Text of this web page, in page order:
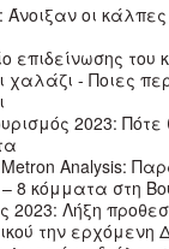
Άνοιξαν οι
επιδείνωσης του
χαλάζι - Ποιες
2023:
Analysis:
8 κόμματα στη
2023: Λήξη
την ερχόμενη